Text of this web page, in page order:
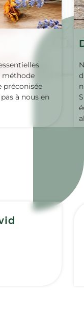
méthode
préconisée
à nous en